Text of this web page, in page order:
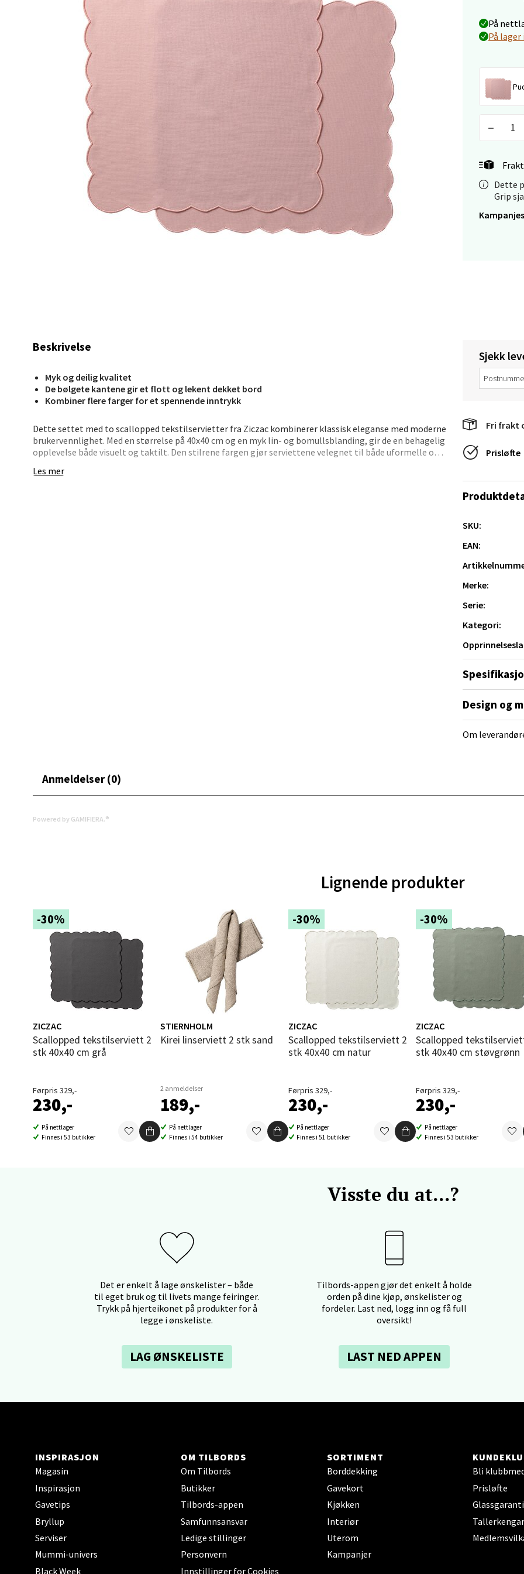
På
På
Dette
Grip
Beskrivelse
Myk og deilig kvalitet
De bølgete kantene gir et flott og lekent dekket bord
Kombiner flere farger for et spennende inntrykk
Dette settet med to scallopped tekstilservietter fra Ziczac kombinerer klassisk eleganse med moderne
brukervennlighet. Med en størrelse på 40x40 cm og en myk lin- og bomullsblanding, gir de en behagelig
opplevelse både visuelt og taktilt. Den stilrene fargen gjør serviettene velegnet til både uformelle og
Les mer
Sjekk
Fri frakt
Prisløfte
SKU:
EAN:
Merke:
Serie:
Kategori:
Design og
Om
Anmeldelser (0)
Powered by GAMIFIERA.®
Lignende produkter
-30%
ZICZAC
Scallopped tekstilserviett 2
stk 40x40 cm grå
Førpris 329,-
230,-
På nettlager
Finnes i 53 butikker
STIERNHOLM
Kirei linserviett 2 stk sand
2 anmeldelser
189,-
På nettlager
Finnes i 54 butikker
-30%
ZICZAC
Scallopped tekstilserviett 2
stk 40x40 cm natur
Førpris 329,-
230,-
På nettlager
Finnes i 51 butikker
-30%
ZICZAC
Scallopped tekstilserviett 2
stk 40x40 cm støvgrønn
Førpris 329,-
230,-
På nettlager
Finnes i 53 butikker
Visste du at...?
Det er enkelt å lage ønskelister – både
til eget bruk og til livets mange feiringer.
Trykk på hjerteikonet på produkter for å
legge i ønskeliste.
LAG ØNSKELISTE
Tilbords-appen gjør det enkelt å holde
orden på dine kjøp, ønskelister og
fordeler. Last ned, logg inn og få full
oversikt!
LAST NED APPEN
INSPIRASJON
Magasin
Inspirasjon
Gavetips
Bryllup
Serviser
Mummi-univers
Black Week
OM TILBORDS
Om Tilbords
Butikker
Tilbords-appen
Samfunnsansvar
Ledige stillinger
Personvern
Innstillinger for Cookies
SORTIMENT
Borddekking
Gavekort
Kjøkken
Interiør
Uterom
Kampanjer
Bli
Prisløfte
Glassgaranti
Gartnerveien 16, 4016 Stavanger
Stavanger og Sandnes - Kvadrat
Gamle Stokkavei 1, 4313 Sandnes
Bergen - Thon Senter Lagunen
Laguneveien 1, 5239 Bergen
Erich Mogensøns vei 38, 0594 Oslo
Åpent i dag 10-21
Skarvøyveien 55, 4517 Mandal
0 i butikk
Mo i Rana - Thon Senter Mo i Rana
Fridtjof Nansensgate 22, 8622 Mo i Rana
Åpent i dag 09-19
Langelandsvegen 25, 6010 Ålesund
Åpent i dag 10-20
6 i butikk
Narvik - Thon Senter Malmporten
Bolagsgata 1, 8514 Narvik
Oppdal - Aunasenteret
Aunasenteret, Sunndalsvegen 3, 7340 Oppdal
Åpent i dag 10-19